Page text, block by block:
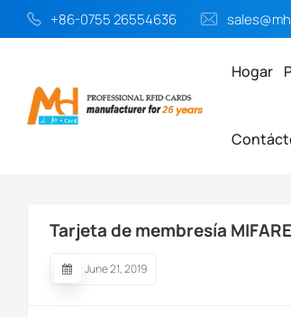
+86-0755 26554636
Hogar
Tarjeta De
Tarjeta de membresía
June 21, 2019